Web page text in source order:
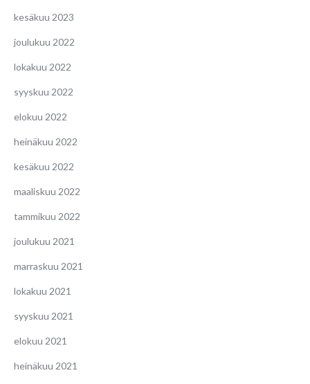
kesäkuu 2023
joulukuu 2022
lokakuu 2022
syyskuu 2022
elokuu 2022
heinäkuu 2022
kesäkuu 2022
maaliskuu 2022
tammikuu 2022
joulukuu 2021
marraskuu 2021
lokakuu 2021
syyskuu 2021
elokuu 2021
heinäkuu 2021